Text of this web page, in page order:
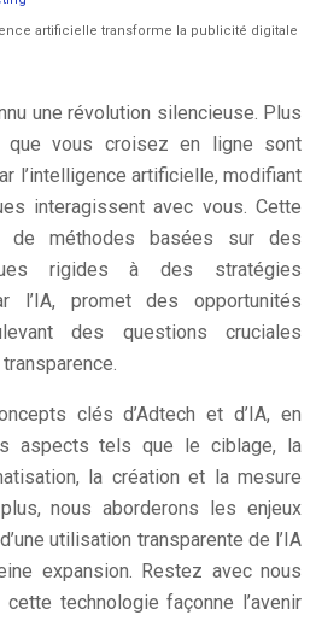
artificielle transforme la publicité digitale
une révolution silencieuse. Plus
vous croisez en ligne sont
l’intelligence artificielle, modifiant
interagissent avec vous. Cette
de méthodes basées sur des
rigides à des stratégies
l’IA, promet des opportunités
des questions cruciales
clés d’Adtech et d’IA, en
aspects tels que le ciblage, la
la création et la mesure
nous aborderons les enjeux
utilisation transparente de l’IA
expansion. Restez avec nous
technologie façonne l’avenir